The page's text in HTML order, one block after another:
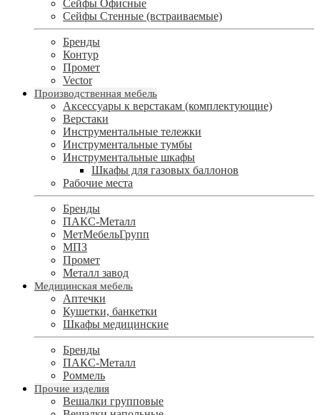
Сейфы Офисные
Сейфы Стенные (встраиваемые)
Бренды
Контур
Промет
Vector
Производственная мебель
Аксессуары к верстакам (комплектующие)
Верстаки
Инструментальные тележки
Инструментальные тумбы
Инструментальные шкафы
Шкафы для газовых баллонов
Рабочие места
Бренды
ПАКС-Металл
МетМебельГрупп
МПЗ
Промет
Металл завод
Медицинская мебель
Аптечки
Кушетки, банкетки
Шкафы медицинские
Бренды
ПАКС-Металл
Роммель
Прочие изделия
Вешалки групповые